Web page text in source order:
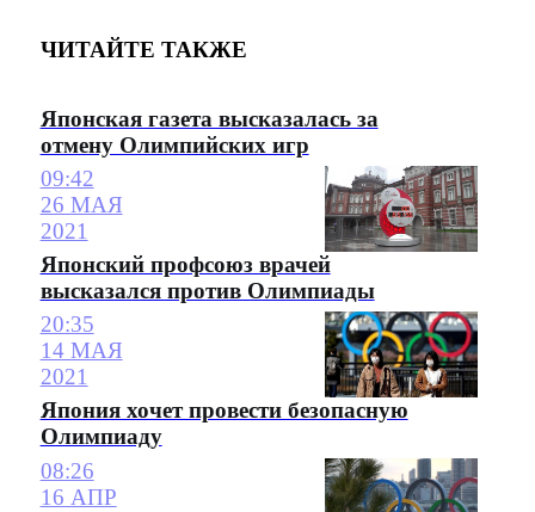
ЧИТАЙТЕ ТАКЖЕ
Японская газета высказалась за
отмену Олимпийских игр
09:42
26 МАЯ
2021
Японский профсоюз врачей
высказался против Олимпиады
20:35
14 МАЯ
2021
Япония хочет провести безопасную
Олимпиаду
08:26
16 АПР